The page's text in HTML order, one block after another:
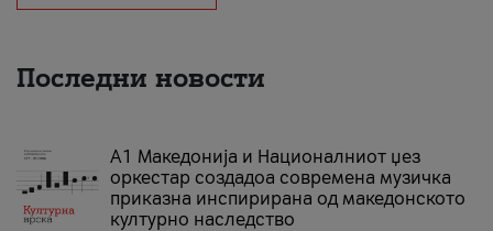
Последни новости
А1 Македонија и Националниот џез
оркестар создадоа современа музичка
приказна инспирирана од македонското
културно наследство